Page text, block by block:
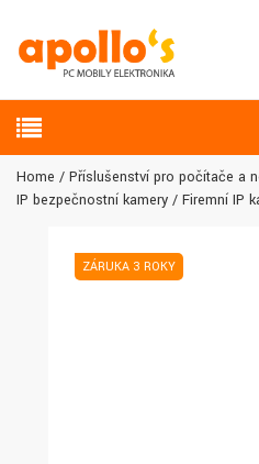
Home
Příslušenství pro počítače a
IP bezpečnostní kamery
Firemní IP
ZÁRUKA 3 ROKY